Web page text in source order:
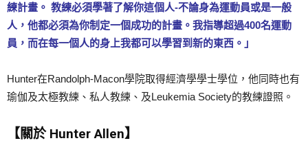
練計畫。 教練必須學著了解你這個人-不論身為運動員或是一般
人，他都必須為你制定一個成功的計畫。我指導超過400名運動
員，而在每一個人的身上我都可以學習到新的東西。」
Hunter在Randolph-Macon學院取得經濟學學士學位，他同時也有
瑜伽及太極教練、私人教練、及Leukemia Society的教練證照。
【關於 Hunter Allen】